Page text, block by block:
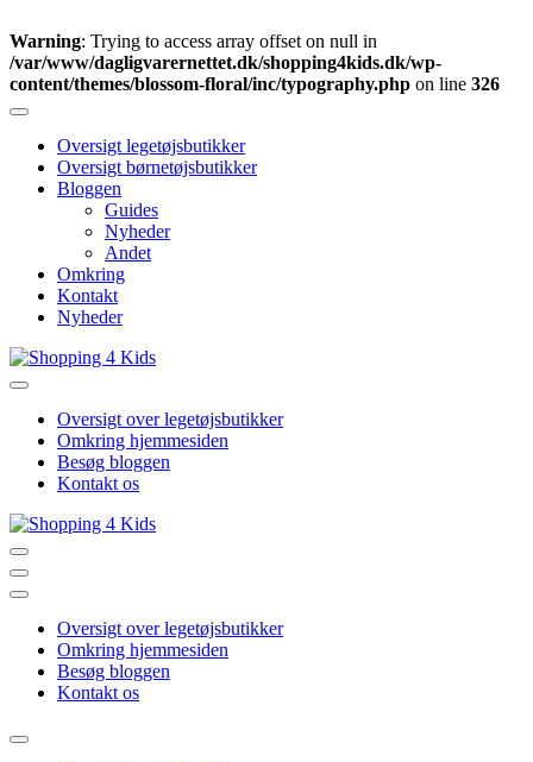
Warning: Trying to access array offset on null in
/var/www/dagligvarernettet.dk/shopping4kids.dk/wp-
content/themes/blossom-floral/inc/typography.php on line 326
Skip
content
(Press
Enter)
Oversigt legetøjsbutikker
Oversigt børnetøjsbutikker
Bloggen
Guides
Nyheder
Andet
Omkring
Kontakt
Nyheder
Shopping 4 Kids
Oversigt over legetøjsbutikker
Omkring hjemmesiden
Besøg bloggen
Kontakt os
Shopping 4 Kids
Oversigt over legetøjsbutikker
Omkring hjemmesiden
Besøg bloggen
Kontakt os